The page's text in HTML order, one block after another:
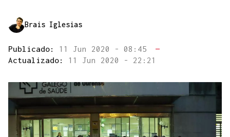
Brais Iglesias
Publicado: 11 Jun 2020 - 08:45
—
Actualizado: 11 Jun 2020 - 22:21